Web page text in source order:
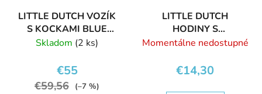
LITTLE DUTCH VOZÍK
S KOCKAMI BLUE
OCEAN
Skladom (2 ks)
€55
€59,56 (–7 %)
LITTLE DUTCH
HODINY S
VKLADACÍMI
Momentálne nedostupné
€14,30